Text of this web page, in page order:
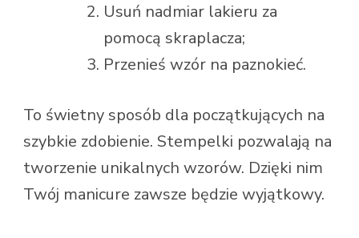
Usuń nadmiar lakieru za
pomocą skraplacza;
Przenieś wzór na paznokieć.
To świetny sposób dla początkujących na
szybkie zdobienie. Stempelki pozwalają na
tworzenie unikalnych wzorów. Dzięki nim
Twój manicure zawsze będzie wyjątkowy.